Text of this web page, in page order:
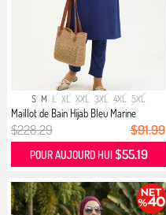
S M L XL XXL 3XL 4XL 5XL
Maillot de Bain Hijab Bleu Marine
$228.29 $91.99
POUR AUJOURD HUI $55.19